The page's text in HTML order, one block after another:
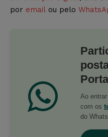
por email ou pelo
Ao
com os
do